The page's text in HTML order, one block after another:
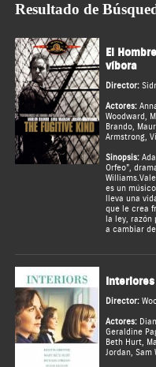
Resultado de
El
víbora
Director:
Actores:
Woodward,
Brando,
Armstrong,
Sinopsis:
Orfeo”,
Williams.
es un
lleva una
que le crea
la ley,
a cambiar
Interiores
Director:
Actores:
Geraldine
Beth Hurt,
Jordan, Sam